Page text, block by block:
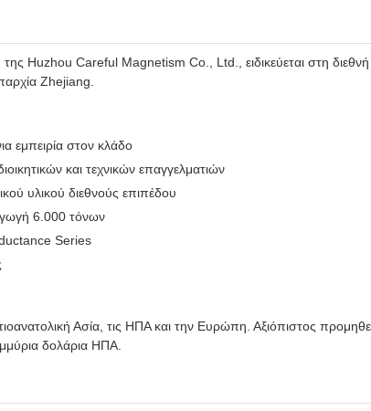
Huzhou Careful Magnetism Co., Ltd., ειδικεύεται στη
Zhejiang.
εμπειρία στον κλάδο
και τεχνικών επαγγελματιών
υλικού διεθνούς επιπέδου
6.000 τόνων
Series
Ασία, τις ΗΠΑ και την Ευρώπη. Αξιόπιστος
δολάρια ΗΠΑ.